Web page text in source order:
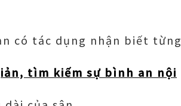
có tác dụng nhận biết từng
tìm kiếm sự bình an nội